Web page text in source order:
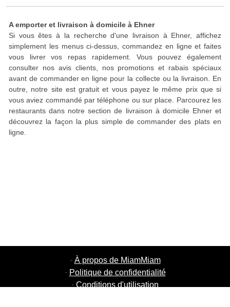
A emporter et livraison à domicile à Ehner
Si vous êtes à la recherche d'une livraison à Ehner, affichez
simplement les menus ci-dessus, commandez en ligne et faites
vous livrer vos repas rapidement. Vous pouvez également
consulter nos avis clients, nos promotions et rabais spéciaux
avant de commander en ligne pour la collecte ou la livraison. En
outre, notre site est gratuit et vous payez le même prix que si
vous aviez commandé par téléphone ou sur place. Parcourez les
restaurants dans notre section de livraison à domicile Ehner et
découvrez la façon la plus simple de commander des plats en
ligne.
· À propos de MiamMiam
· Politique de confidentialité
· Conditions d'utilisation